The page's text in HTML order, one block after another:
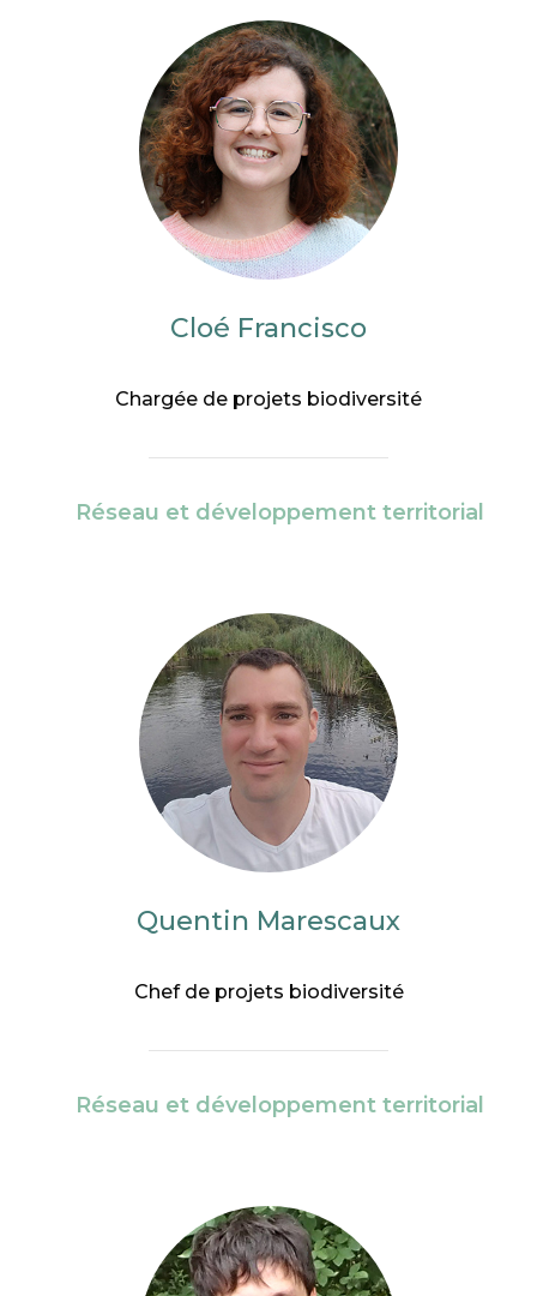
Cloé Francisco
Chargée de projets biodiversité
Réseau et développement territorial
Quentin Marescaux
Chef de projets biodiversité
Réseau et développement territorial